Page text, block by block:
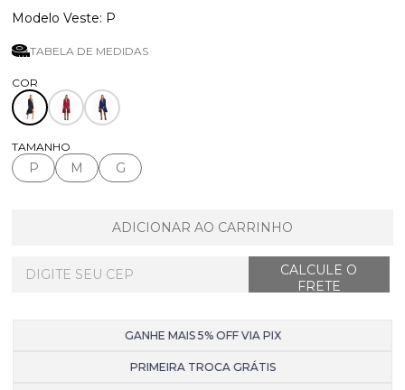
P
TABELA DE MEDIDAS
TAMANHO
P M G
ADICIONAR AO CARRINHO
GANHE MAIS 5% OFF VIA PIX
PRIMEIRA TROCA GRÁTIS